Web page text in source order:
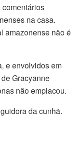
na casa.
amazonense não é
e envolvidos em
Gracyanne
não emplacou.
da cunhã.